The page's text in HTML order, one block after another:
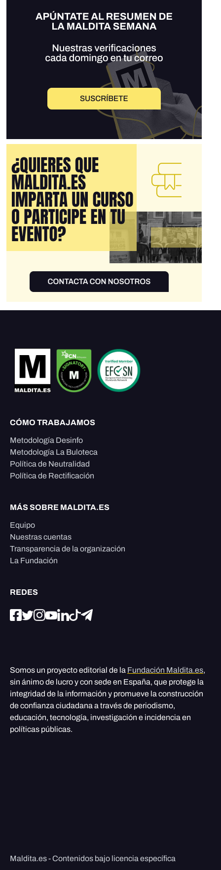
CÓMO TRABAJAMOS
Metodología Desinfo
Metodología La Buloteca
Política de Neutralidad
Política de Rectificación
MÁS SOBRE MALDITA.ES
Equipo
Nuestras cuentas
Transparencia de la organización
La Fundación
REDES
Somos un proyecto editorial de la Fundación Maldita.es,
sin ánimo de lucro y con sede en España, que protege la
integridad de la información y promueve la construcción
de confianza ciudadana a través de periodismo,
educación, tecnología, investigación e incidencia en
políticas públicas.
Maldita.es - Contenidos bajo licencia específica